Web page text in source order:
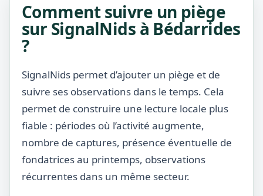
Comment suivre un piège
sur SignalNids à Bédarrides
?
SignalNids permet d’ajouter un piège et de
suivre ses observations dans le temps. Cela
permet de construire une lecture locale plus
fiable : périodes où l’activité augmente,
nombre de captures, présence éventuelle de
fondatrices au printemps, observations
récurrentes dans un même secteur.